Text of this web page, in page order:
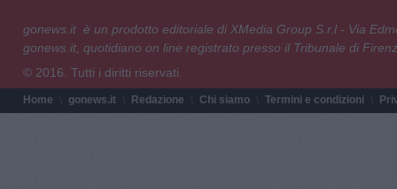
gonews.it è un prodotto editoriale di XMedia Group S.r.l - Via
gonews.it, quotidiano on line registrato presso il Tribunale di
© 2016. Tutti i diritti riservati.
Home gonews.it Redazione Chi siamo Termini e condizioni